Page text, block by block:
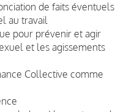
de faits éventuels
au travail
pour prévenir et agir
et les agissements
Collective comme